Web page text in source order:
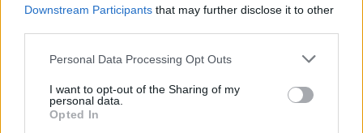
Downstream Participants that may further disclose it to other
Please note that this website/app uses one or more Google
not limited to your visit or usage behaviour. You may click to
grant or deny consent to Google and its third-party tags to
use your data for below specified purposes in below Google
Personal Data Processing Opt Outs
I want to opt-out of the Sharing of my
personal data.
Opted In
Koreográfus: Vlad'ka Malá
Bábművész: Tárnok Marica
Előadók: Eller Gusztáv, Fábián Anikó, Frigy
Ádám, Hargitai Mariann, Horváth Adrienn,